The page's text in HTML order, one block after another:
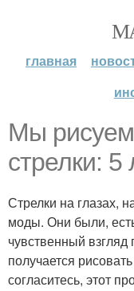
главная
Мы
стрелки:
Стрелки на глазах,
моды. Они были,
чувственный
получается
согласитесь, этот